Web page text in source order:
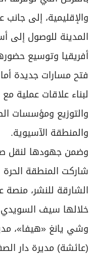
والإقليمية، إلى
المدينة للوصول
أفريقيا وتوسيع
فتح مسارات جديدة
لبناء علاقات عملية
والتوزيع ومؤسسات
والمنطقة الآسيوية.
وضمن جهودها لنقل
شاركت المنطقة
الشارقة للنشر، منصة
خلالها سيف السويدي،
وشي يانغ «هيفا»،
(عائشة) مديرة دار